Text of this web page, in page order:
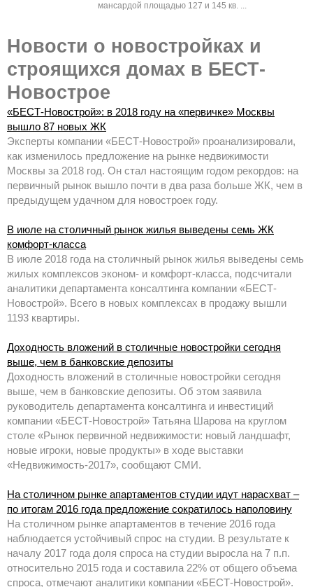
мансардой площадью 127 и 145 кв. ...
Новости о новостройках и
строящихся домах в БЕСТ-
Новострое
«БЕСТ-Новострой»: в 2018 году на «первичке» Москвы
вышло 87 новых ЖК
Эксперты компании «БЕСТ-Новострой» проанализировали,
как изменилось предложение на рынке недвижимости
Москвы за 2018 год. Он стал настоящим годом рекордов: на
первичный рынок вышло почти в два раза больше ЖК, чем в
предыдущем удачном для новостроек году.
В июле на столичный рынок жилья выведены семь ЖК
комфорт-класса
В июле 2018 года на столичный рынок жилья выведены семь
жилых комплексов эконом- и комфорт-класса, подсчитали
аналитики департамента консалтинга компании «БЕСТ-
Новострой». Всего в новых комплексах в продажу вышли
1193 квартиры.
Доходность вложений в столичные новостройки сегодня
выше, чем в банковские депозиты
Доходность вложений в столичные новостройки сегодня
выше, чем в банковские депозиты. Об этом заявила
руководитель департамента консалтинга и инвестиций
компании «БЕСТ-Новострой» Татьяна Шарова на круглом
столе «Рынок первичной недвижимости: новый ландшафт,
новые игроки, новые продукты» в ходе выставки
«Недвижимость-2017», сообщают СМИ.
На столичном рынке апартаментов студии идут нарасхват –
по итогам 2016 года предложение сократилось наполовину
На столичном рынке апартаментов в течение 2016 года
наблюдается устойчивый спрос на студии. В результате к
началу 2017 года доля спроса на студии выросла на 7 п.п.
относительно 2015 года и составила 22% от общего объема
спроса, отмечают аналитики компании «БЕСТ-Новострой».